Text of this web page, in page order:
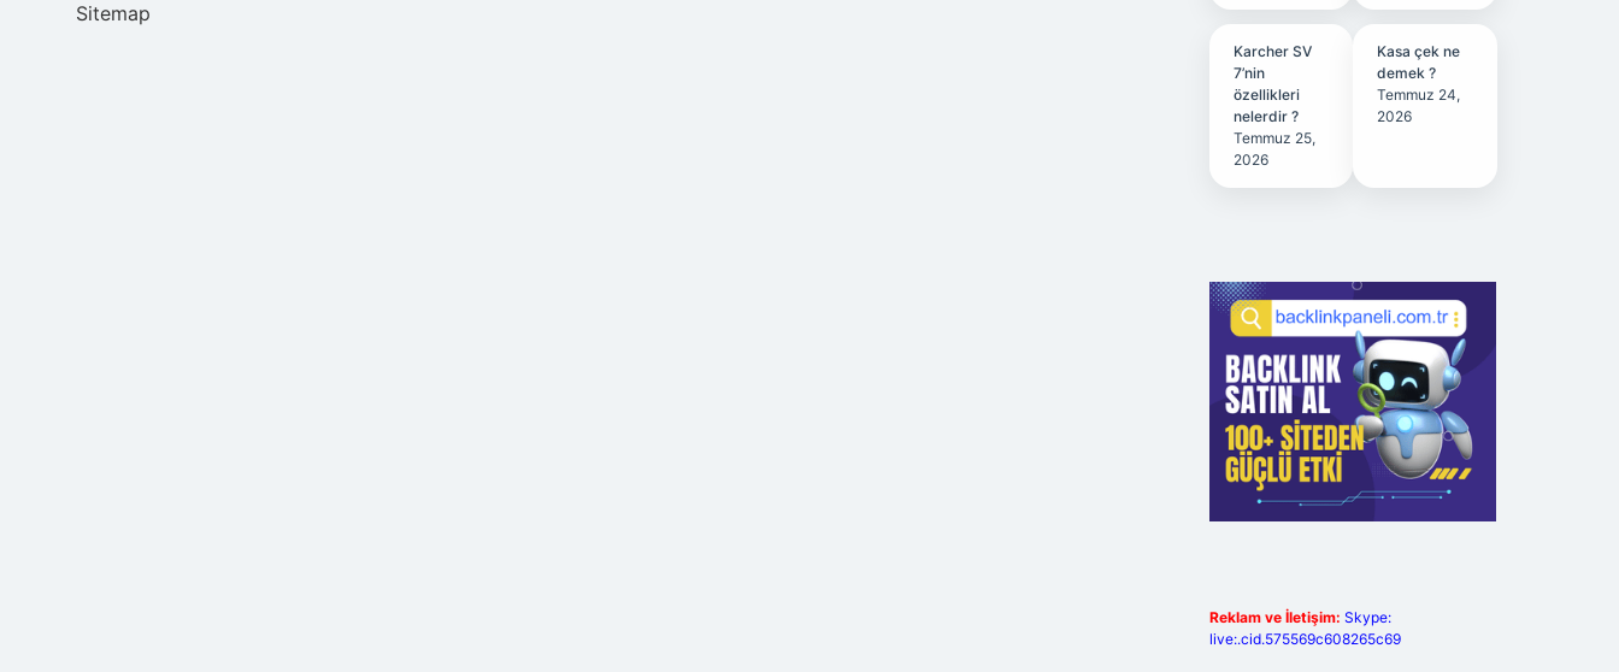
Sitemap
Karcher SV
7’nin
özellikleri
nelerdir ?
Temmuz 25,
2026
Kasa çek ne
demek ?
Temmuz 24,
2026
Reklam ve İletişim: Skype:
live:.cid.575569c608265c69